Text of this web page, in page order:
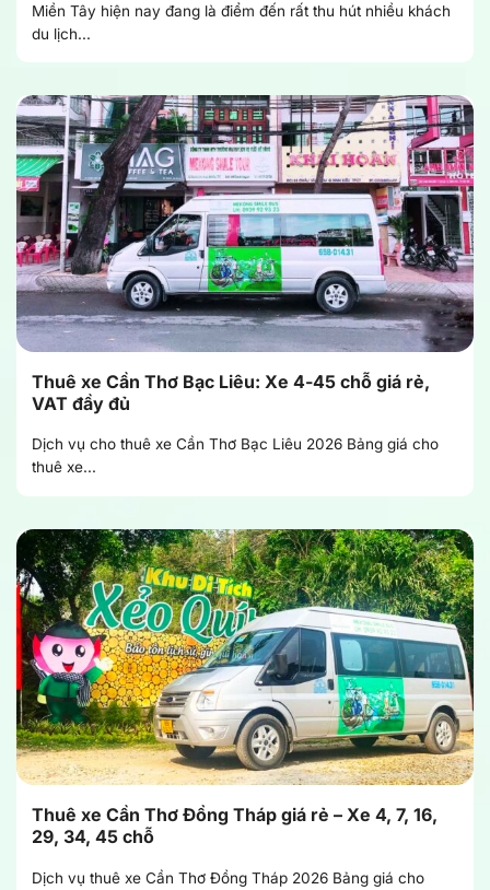
Miền Tây hiện nay đang là điểm đến rất thu hút nhiều khách
du lịch...
Thuê xe Cần Thơ Bạc Liêu: Xe 4-45 chỗ giá rẻ,
VAT đầy đủ
Dịch vụ cho thuê xe Cần Thơ Bạc Liêu 2026 Bảng giá cho
thuê xe...
Thuê xe Cần Thơ Đồng Tháp giá rẻ – Xe 4, 7, 16,
29, 34, 45 chỗ
Dịch vụ thuê xe Cần Thơ Đồng Tháp 2026 Bảng giá cho